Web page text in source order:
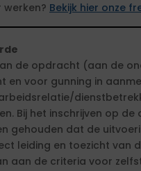
werken? Bekijk hier onze
de opdracht (aan de
en voor gunning in
Bij het inschrijven op
gehouden dat de
leiding en toezicht van
aan de criteria voor